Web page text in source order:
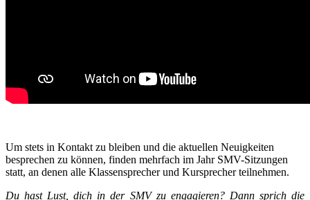
Um stets in Kontakt zu bleiben und die aktuellen Neuigkeiten
besprechen zu können, finden mehrfach im Jahr SMV-Sitzungen
statt, an denen alle Klassensprecher und Kursprecher teilnehmen.
Du hast Lust, dich in der SMV zu engagieren? Dann sprich die